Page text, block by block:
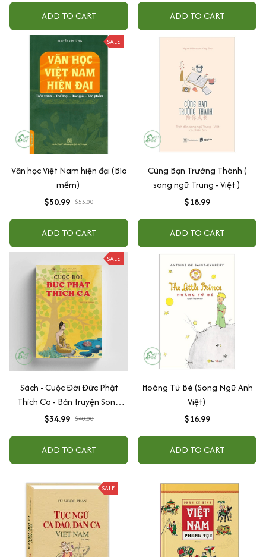
ADD TO CART ADD TO CART
SALE
Văn học Việt Nam hiện đại (Bìa
mềm)
$50.99 $53.00
ADD TO CART
Cùng Bạn Trưởng Thành (
song ngữ Trung - Việt )
$18.99
ADD TO CART
SALE
Sách - Cuộc Đời Đức Phật
Thích Ca - Bản truyện Song
ngữ Anh - Việt (Vĩnh Nghiêm
$34.99 $40.00
ADD TO CART
Hoàng Tử Bé (Song Ngữ Anh
Việt)
$16.99
ADD TO CART
SALE